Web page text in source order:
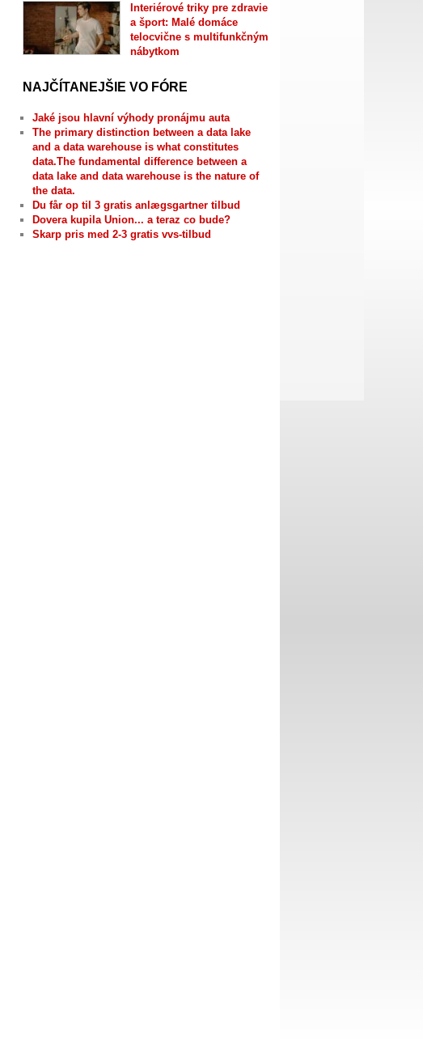
Interiérové triky pre zdravie
a šport: Malé domáce
telocvične s multifunkčným
nábytkom
NAJČÍTANEJŠIE VO FÓRE
Jaké jsou hlavní výhody pronájmu auta
The primary distinction between a data lake
and a data warehouse is what constitutes
data.The fundamental difference between a
data lake and data warehouse is the nature of
the data.
Du får op til 3 gratis anlægsgartner tilbud
Dovera kupila Union... a teraz co bude?
Skarp pris med 2-3 gratis vvs-tilbud